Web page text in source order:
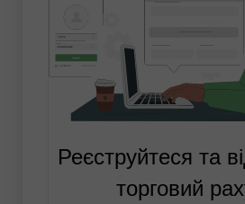
Реєструйтеся та
торговий